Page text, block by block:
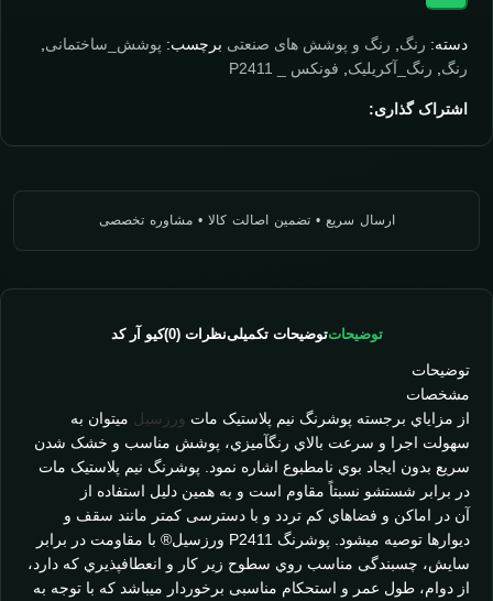
دسته: رنگ رنگ و پوشش های صنعتی برچسب: پوشش_ساختمانی
رنگ
رنگ_آکریلیک فونکس _ P2411
اشتراک گذاری:
توضیحاتتوضیحات تکمیلینظرات (0) کیو آر کد
توضیحات
مشخصات
از مزایاي برجسته پوشرنگ نیم پلاستیک مات ورزسیل میتوان به
سهولت اجرا و سرعت بالاي رنگآمیزي، پوشش مناسب و خشک شدن
سریع بدون ایجاد بوي نامطبوع اشاره نمود. پوشرنگ نیم پلاستیک مات
در برابر شستشو نسبتاً مقاوم است و به همین دلیل استفاده از
آن در اماکن و فضاهاي کم تردد و با دسترسی کمتر مانند سقف و
دیوارها توصیه میشود. پوشرنگ P2411 ورزسیل® با مقاومت در برابر
سایش، چسبندگی مناسب روي سطوح زیر کار و انعطافپذیري که دارد،
از دوام، طول عمر و استحکام مناسبی برخوردار میباشد که با توجه به